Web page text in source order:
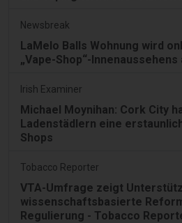
Newsbreak
LaMelo Balls Wohnung wird
„Vape-Shop“-
Irish Examiner
Michael Moynihan: Cork City
Ladenstädlern eine
Shops
Tobacco Reporter
VTA-Umfrage zeigt
wissenschaftsbasierte
Regulierung - Tobacco